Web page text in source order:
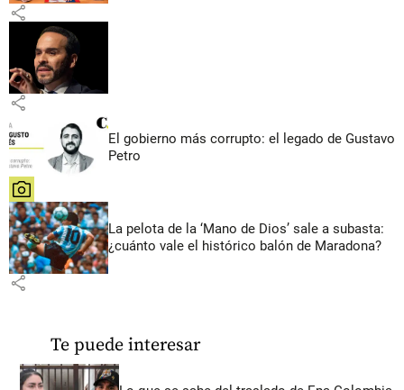
share
share
El gobierno más corrupto: el legado de Gustavo
Petro
share
La pelota de la ‘Mano de Dios’ sale a subasta:
¿cuánto vale el histórico balón de Maradona?
share
Te puede interesar